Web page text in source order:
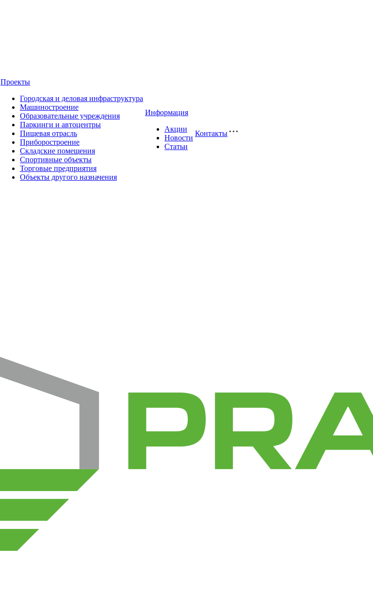
Проекты
Городская и деловая инфраструктура
Машиностроение
Образовательные учреждения
Паркинги и автоцентры
Пищевая отрасль
Приборостроение
Складские помещения
Спортивные объекты
Торговые предприятия
Объекты другого назначения
Информация
Акции
Новости
Статьи
Контакты